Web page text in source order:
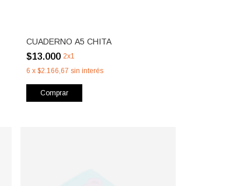
CUADERNO A5 CHITA
$13.000 2x1
6 x $2.166,67 sin interés
Comprar